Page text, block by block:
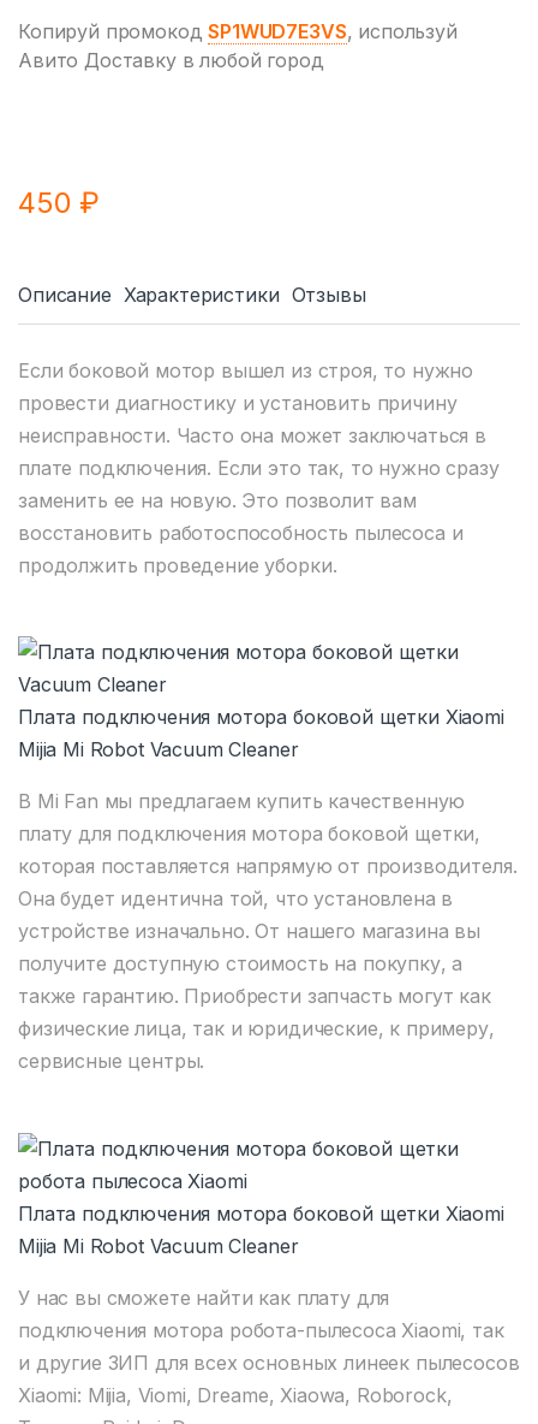
Копируй промокодSP1WUD7E3VS, используй
Авито Доставку в любой город
450₽
Описание Характеристики Отзывы
Если боковой мотор вышел из строя, то нужно
провести диагностику и установить причину
неисправности. Часто она может заключаться в
плате подключения. Если это так, то нужно сразу
заменить ее на новую. Это позволит вам
восстановить работоспособность пылесоса и
продолжить проведение уборки.
Плата подключения мотора боковой щетки Xiaomi
Mijia Mi Robot Vacuum Cleaner
В Mi Fan мы предлагаем купить качественную
плату для подключения мотора боковой щетки,
которая поставляется напрямую от производителя.
Она будет идентична той, что установлена в
устройстве изначально. От нашего магазина вы
получите доступную стоимость на покупку, а
также гарантию. Приобрести запчасть могут как
физические лица, так и юридические, к примеру,
сервисные центры.
Плата подключения мотора боковой щетки Xiaomi
Mijia Mi Robot Vacuum Cleaner
У нас вы сможете найти как плату для
подключения мотора робота-пылесоса Xiaomi, так
и другие ЗИП для всех основных линеек пылесосов
Xiaomi: Mijia, Viomi, Dreame, Xiaowa, Roborock,